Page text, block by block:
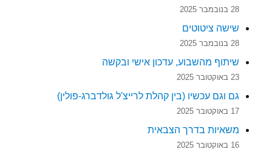
28 בנובמבר 2025
שישה ציטוטים
28 בנובמבר 2025
שיתוף מהשבוע, עדכון אישי ובקשה
23 באוקטובר 2025
גם וגם עכשיו (בין קהלת לרייצ'ל גולדברג-פולין)
17 באוקטובר 2025
משאיות בדרך הצבאית
16 באוקטובר 2025